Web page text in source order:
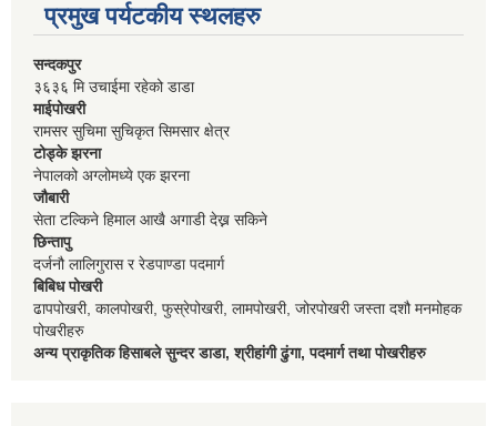
प्रमुख पर्यटकीय स्थलहरु
सन्दकपुर
३६३६ मि उचाईमा रहेको डाडा
माईपोखरी
रामसर सुचिमा सुचिकृत सिमसार क्षेत्र
टोड्के झरना
नेपालको अग्लोमध्ये एक झरना
जौबारी
सेता टल्किने हिमाल आखै अगाडी देख्न सकिने
छिन्तापु
दर्जनौ लालिगुरास र रेडपाण्डा पदमार्ग
बिबिध पोखरी
ढापपोखरी, कालपोखरी, फुस्रेपोखरी, लामपोखरी, जोरपोखरी जस्ता दशौ मनमोहक
पोखरीहरु
अन्य प्राकृतिक हिसाबले सुन्दर डाडा, श्रीहांगी ढुंगा, पदमार्ग तथा पोखरीहरु